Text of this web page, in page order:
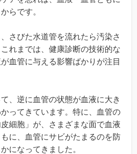
らです。
さびた水道管を流れたら汚染さ
れまでは、健康診断の技術的な
血管に与える影響ばかりが注目
、逆に血管の状態が血液に大き
ってきています。特に、血管の
細胞」が、さまざまな面で血液
に、血管にサビがたまるのを防
になってきました。